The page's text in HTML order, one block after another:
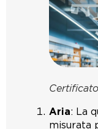
Aria: La
misurata